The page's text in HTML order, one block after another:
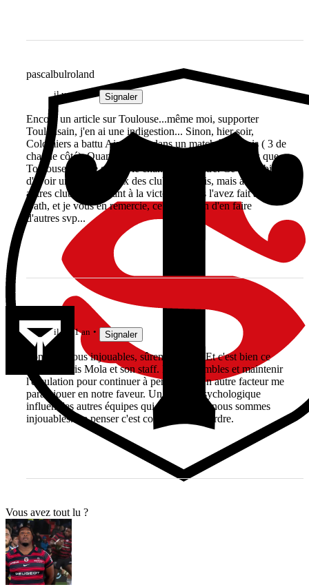
pascalbulroland
il y a 1 an Signaler
Encore un article sur Toulouse...même moi, supporter
Toulousain, j'en ai une indigestion... Sinon, hier soir,
Colomiers a battu Aix 31-30 dans un match à 6 essais ( 3 de
chaque côté). Quant à la CC, il existe d'autres équipes que
Toulouse, même si c'est le champion en titre. Ce serait bien
d'avoir un état des lieux des clubs Français, mais aussi des
autres clubs prétendant à la victoire. Vous l'avez fait avec
Bath, et je vous en remercie, ce serait bien d'en faire
d'autres svp...
il y a 1 an Signaler
Sommes-nous injouables, sûrement pas ! Et c'est bien ce
qu'a compris Mola et son staff. Rester humbles et maintenir
l'émulation pour continuer à performer. Un autre facteur me
paraît jouer en notre faveur. Un facteur psychologique
influent les autres équipes qui pensent que nous sommes
injouables. Le penser c'est commencer à perdre.
Vous avez tout lu ?